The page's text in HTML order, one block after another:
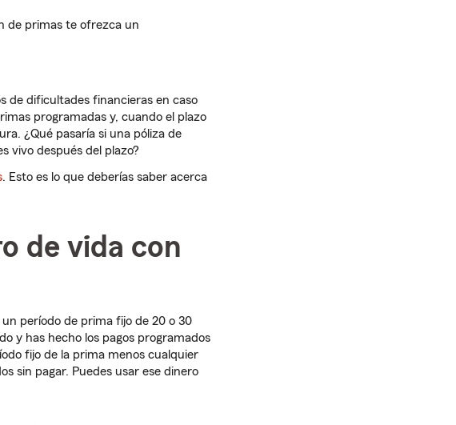
de primas te ofrezca un
de dificultades financieras en caso
programadas y, cuando el plazo
¿Qué pasaría si una póliza de
vivo después del plazo?
. Esto es lo que deberías saber acerca
de vida con
un período de prima fijo de 20 o 30
y has hecho los pagos programados
fijo de la prima menos cualquier
sin pagar. Puedes usar ese dinero